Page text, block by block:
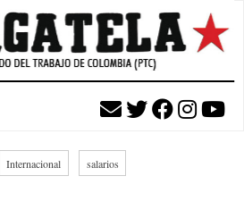
Internacional salarios